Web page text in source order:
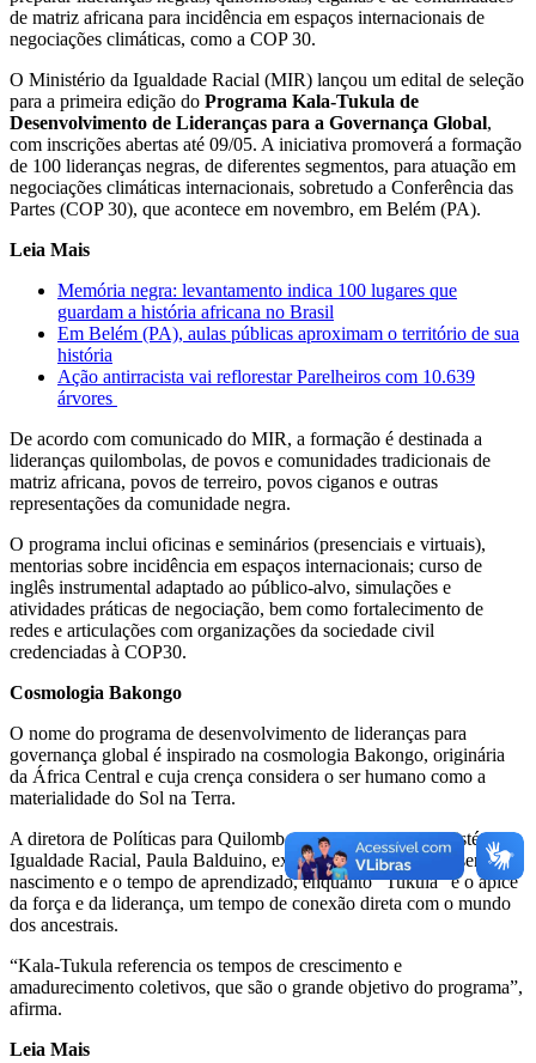
de matriz africana para incidência em espaços internacionais de
negociações climáticas, como a COP 30.
O Ministério da Igualdade Racial (MIR) lançou um edital de seleção
para a primeira edição do Programa Kala-Tukula de
Desenvolvimento de Lideranças para a Governança Global,
com inscrições abertas até 09/05. A iniciativa promoverá a formação
de 100 lideranças negras, de diferentes segmentos, para atuação em
negociações climáticas internacionais, sobretudo a Conferência das
Partes (COP 30), que acontece em novembro, em Belém (PA).
Leia Mais
Memória negra: levantamento indica 100 lugares que
guardam a história africana no Brasil
Em Belém (PA), aulas públicas aproximam o território de sua
história
Ação antirracista vai reflorestar Parelheiros com 10.639
árvores
De acordo com comunicado do MIR, a formação é destinada a
lideranças quilombolas, de povos e comunidades tradicionais de
matriz africana, povos de terreiro, povos ciganos e outras
representações da comunidade negra.
O programa inclui oficinas e seminários (presenciais e virtuais),
mentorias sobre incidência em espaços internacionais; curso de
inglês instrumental adaptado ao público-alvo, simulações e
atividades práticas de negociação, bem como fortalecimento de
redes e articulações com organizações da sociedade civil
credenciadas à COP30.
Cosmologia Bakongo
O nome do programa de desenvolvimento de lideranças para
governança global é inspirado na cosmologia Bakongo, originária
da África Central e cuja crença considera o ser humano como a
materialidade do Sol na Terra.
A diretora de Políticas para Quilombolas e Ciganos do Ministério da
Igualdade Racial, Paula Balduino, explica que “Kala” representa o
nascimento e o tempo de aprendizado, enquanto “Tukula” é o ápice
da força e da liderança, um tempo de conexão direta com o mundo
dos ancestrais.
“Kala-Tukula referencia os tempos de crescimento e
amadurecimento coletivos, que são o grande objetivo do programa”,
afirma.
Leia Mais